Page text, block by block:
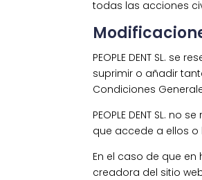
todas las acciones
PEOPLE DENT SL.
suprimir o añadir
Condiciones
PEOPLE DENT SL.
que accede a ellos o
En el caso de que en
creadora del sitio